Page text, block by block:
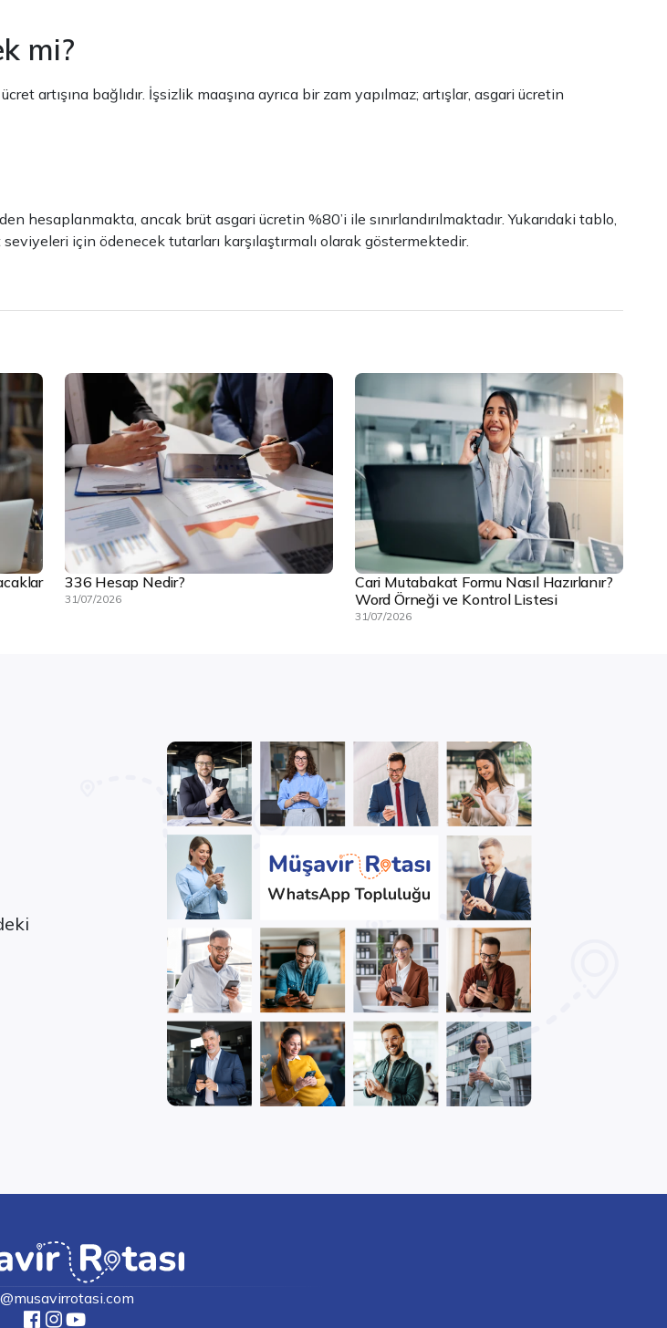
mi?
artışına bağlıdır. İşsizlik maaşına ayrıca bir zam yapılmaz; artışlar, asgari ücretin
hesaplanmakta, ancak brüt asgari ücretin %80’i ile sınırlandırılmaktadır. Yukarıdaki tablo,
için ödenecek tutarları karşılaştırmalı olarak göstermektedir.
336 Hesap Nedir?
31/07/2026
Cari Mutabakat Formu Nasıl Hazırlanır?
Word Örneği ve Kontrol Listesi
31/07/2026